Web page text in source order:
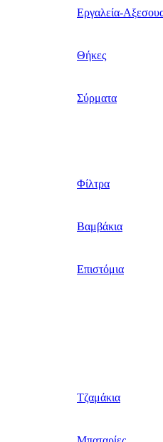
Εργαλεία-
Θήκες
Σύρματα
Φίλτρα
Βαμβάκια
Επιστόμια
Τζαμάκια